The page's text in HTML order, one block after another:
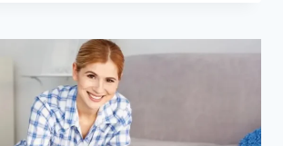
بنظام
الساعات